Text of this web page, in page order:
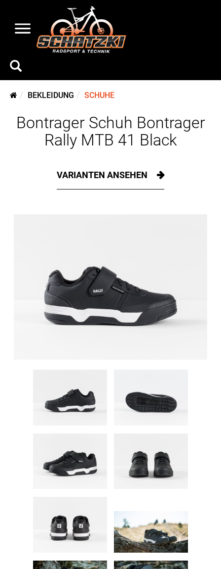
BEKLEIDUNG SCHUHE
Bontrager Schuh Bontrager
Rally MTB 41 Black
VARIANTEN ANSEHEN